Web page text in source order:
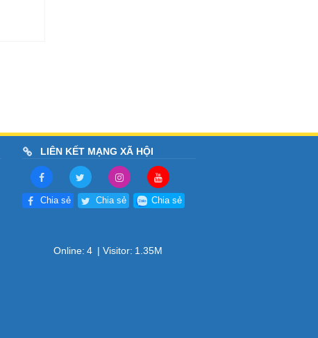
LIÊN KẾT MẠNG XÃ HỘI
Chia sẻ Chia sẻ Chia sẻ
Online: 4 | Visitor: 1.35M